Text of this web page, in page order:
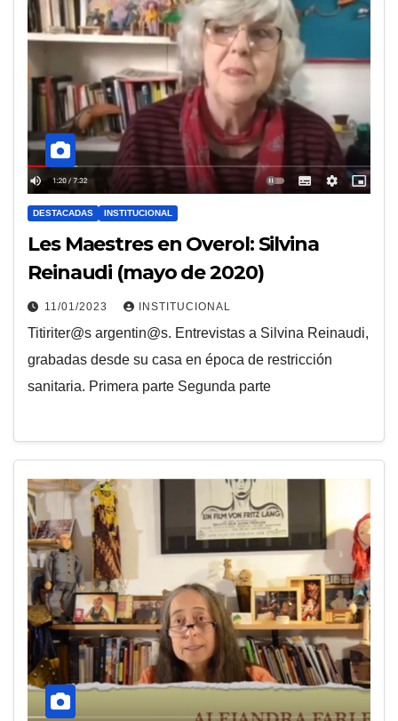
DESTACADAS INSTITUCIONAL
Les Maestres en Overol: Silvina
Reinaudi (mayo de 2020)
11/01/2023 INSTITUCIONAL
Titiriter@s argentin@s. Entrevistas a Silvina Reinaudi,
grabadas desde su casa en época de restricción
sanitaria. Primera parte Segunda parte